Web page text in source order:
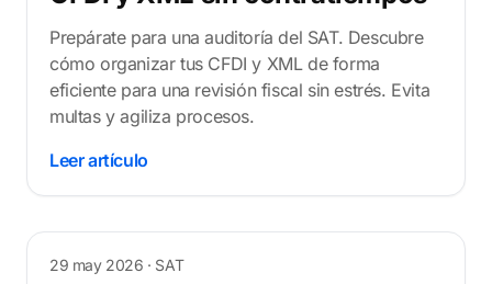
Prepárate para una auditoría del SAT. Descubre
cómo organizar tus CFDI y XML de forma
eficiente para una revisión fiscal sin estrés. Evita
multas y agiliza procesos.
Leer artículo
29 may 2026 · SAT